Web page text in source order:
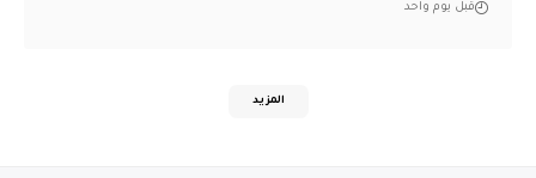
قبل يوم واحد
المزيد